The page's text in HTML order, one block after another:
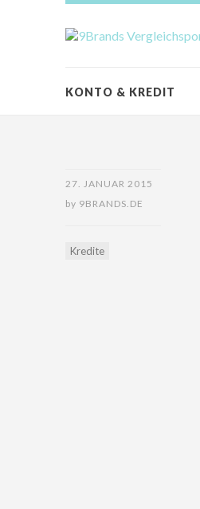
KONTO & KREDIT
27. JANUAR 2015
by 9BRANDS.DE
Kredite